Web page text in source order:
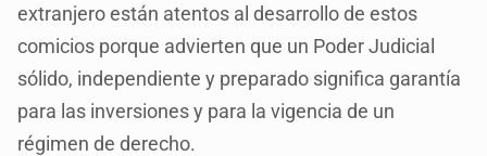
extranjero están atentos al desarrollo de estos
comicios porque advierten que un Poder Judicial
sólido, independiente y preparado significa garantía
para las inversiones y para la vigencia de un
régimen de derecho.